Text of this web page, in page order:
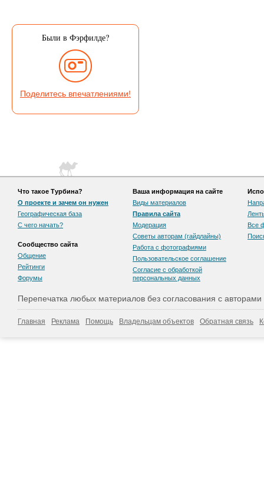
Были в Фэрфилде?
Поделитесь впечатлениями!
Что такое Турбина?
О проекте и зачем он нужен
Географическая база
С чего начать?
Сообщество сайта
Общение
Рейтинги
Форумы
Ваша информация на сайте
Виды материалов
Правила сайта
Модерация
Советы авторам (гайдлайны)
Работа с фотографиями
Пользовательскоe соглашение
Согласие с обработкой
персональных данных
Все
Перепечатка любых материалов без согласования с
Главная Реклама Помощь Владельцам объектов Обратная связь